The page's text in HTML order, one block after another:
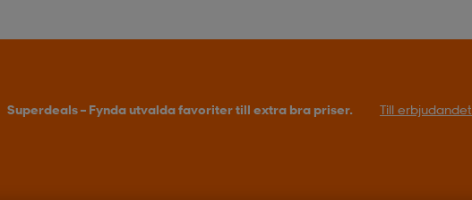
Superdeals – Fynda utvalda favoriter till extra bra priser. Till erbjudandet